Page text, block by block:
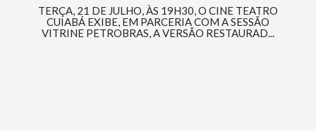
TERÇA, 21 DE JULHO, ÀS 19H30, O CINE TEATRO
CUIABÁ EXIBE, EM PARCERIA COM A SESSÃO
VITRINE PETROBRAS, A VERSÃO RESTAURAD...